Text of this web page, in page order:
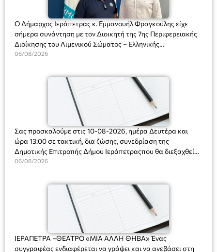
Ο Δήμαρχος Ιεράπετρας κ. Εμμανουήλ Φραγκούλης είχε
σήμερα συνάντηση με τον Διοικητή της 7ης Περιφερειακής
Διοίκησης του Λιμενικού Σώματος – Ελληνικής
Ακτοφυλακής (Λ.Σ.-ΕΛ.ΑΚΤ.), Αρχιπλοίαρχο Λ.Σ. κ. Ιωάννη
06/08/2026
Σας προσκαλούμε στις 10-08-2026, ημέρα Δευτέρα και
ώρα 13:00 σε τακτική, δια ζώσης, συνεδρίαση της
Δημοτικής Επιτροπής Δήμου Ιεράπετραςπου θα διεξαχθεί
στο Δημοτικό Κατάστημα, Δημοκρατίας 31 στην αίθουσα
και λήψη αποφάσεων στα παρακάτω θέματα:
06/08/2026
ΙΕΡΑΠΕΤΡΑ –ΘΕΑΤΡΟ «ΜΙΑ ΑΛΛΗ ΘΗΒΑ» Ένας
συγγραφέας ενδιαφέρεται να γράψει και να ανεβάσει στη